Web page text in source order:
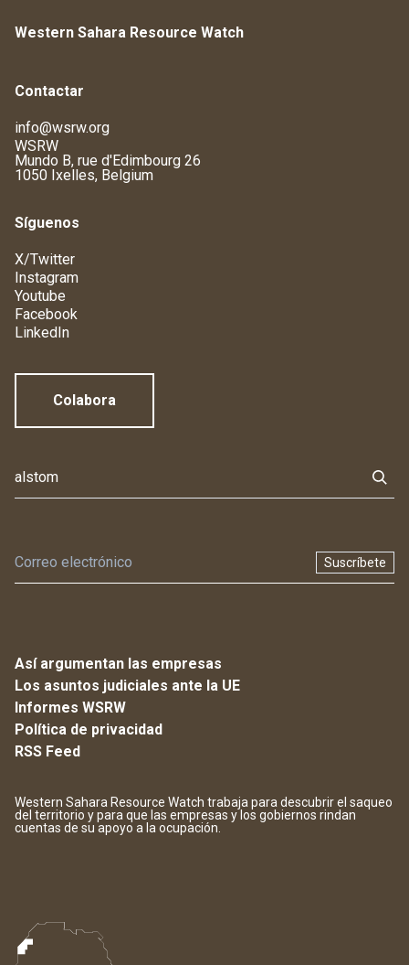
Western Sahara Resource Watch
Contactar
info@wsrw.org
WSRW
Mundo B, rue d'Edimbourg 26
1050 Ixelles, Belgium
Síguenos
X/Twitter
Instagram
Youtube
Facebook
LinkedIn
Colabora
Suscríbete
Así argumentan las empresas
Los asuntos judiciales ante la UE
Informes WSRW
Política de privacidad
RSS Feed
Western Sahara Resource Watch trabaja para descubrir el saqueo
del territorio y para que las empresas y los gobiernos rindan
cuentas de su apoyo a la ocupación.